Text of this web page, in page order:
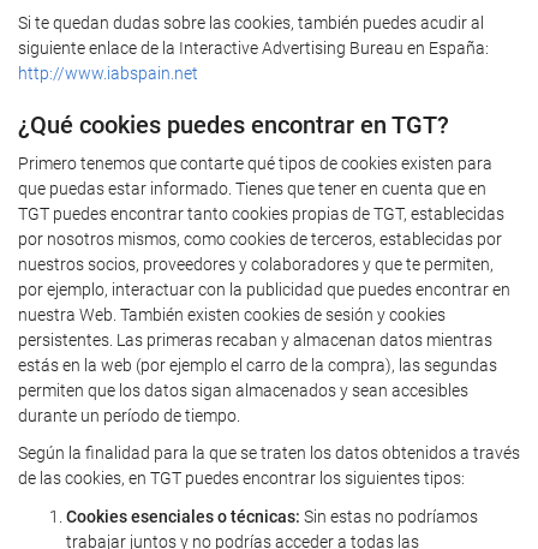
Si te quedan dudas sobre las cookies, también puedes acudir al
siguiente enlace de la Interactive Advertising Bureau en España:
http://www.iabspain.net
¿Qué cookies puedes encontrar en TGT?
Primero tenemos que contarte qué tipos de cookies existen para
que puedas estar informado. Tienes que tener en cuenta que en
TGT puedes encontrar tanto cookies propias de TGT, establecidas
por nosotros mismos, como cookies de terceros, establecidas por
nuestros socios, proveedores y colaboradores y que te permiten,
por ejemplo, interactuar con la publicidad que puedes encontrar en
nuestra Web. También existen cookies de sesión y cookies
persistentes. Las primeras recaban y almacenan datos mientras
estás en la web (por ejemplo el carro de la compra), las segundas
permiten que los datos sigan almacenados y sean accesibles
durante un período de tiempo.
Según la finalidad para la que se traten los datos obtenidos a través
de las cookies, en TGT puedes encontrar los siguientes tipos:
Cookies esenciales o técnicas: Sin estas no podríamos
trabajar juntos y no podrías acceder a todas las